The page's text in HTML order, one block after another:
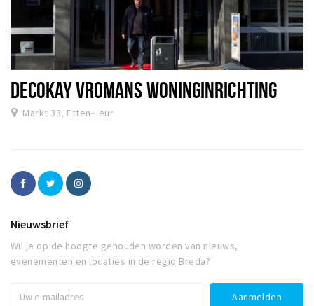
DECOKAY VROMANS WONINGINRICHTING
Markt 33, Etten-Leur
Nieuwsbrief
Wil je op de hoogte gehouden worden van nieuws,
evenementen en locaties in de regio Breda?